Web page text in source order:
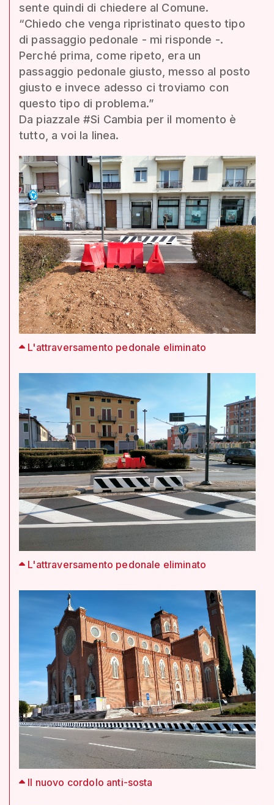
sente quindi di chiedere al Comune.
“Chiedo che venga ripristinato questo tipo
di passaggio pedonale - mi risponde -.
Perché prima, come ripeto, era un
passaggio pedonale giusto, messo al posto
giusto e invece adesso ci troviamo con
questo tipo di problema.”
Da piazzale #Si Cambia per il momento è
tutto, a voi la linea.
L'attraversamento pedonale eliminato
L'attraversamento pedonale eliminato
Il nuovo cordolo anti-sosta